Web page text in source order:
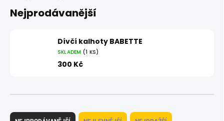
Nejprodávanější
Dívčí kalhoty BABETTE
SKLADEM (1 KS)
300 Kč
Ř